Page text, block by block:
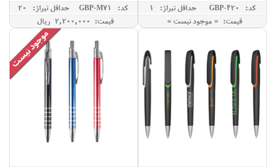
کد: GBP-420
حداقل تيراژ: 1
قیمت: « موجود نیست »
کد: GBP-M71
حداقل تيراژ: 20
قیمت: 2,200,000 ريال